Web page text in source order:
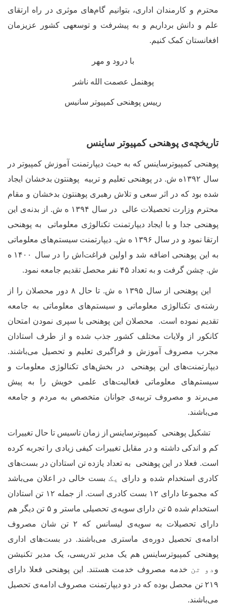
محترم و کارمندان اداری، بتوانیم گام‌های موثری در راه ارتقای
علم و دانش برداریم و به پیشرفت و توسعه‏ی کشور عزیزمان
افغانستان کمک کنیم.
با درود و مهر
پوهنمل عصمت الله ناشر
رییس پوهنحی کمپیوتر سانیس
تاریخچهی پوهنحی کمپیوتر ساینس
پوهنحی کمپیوترساینس که به حیث دیپارتمنت آموزش کمپیوتر در
سال ۱۳۹۲ه ش. در پوهنحی تعلیم و تربیه پوهنتون بدخشان ایجاد
شده بود که در اثر سعی و تلاش رهبری پوهنتون بدخشان و مقام
محترم وزارت تحصیلات عالی در سال ۱۳۹۴ ه ش. از بدنه
ی این
پوهنحی جدا و با ایجاد دیپارتمنت تکنالوژی معلوماتی به پوهنحی
ارتقا نمود و در سال ۱۳۹۶ ه ش. دیپارتمنت سیستم
های معلوماتی
به این پوهنحی اضافه شد و
اولین فراغت ش را در سال ۱۴۰۰ ه
ش. چشن گرفت و به تعداد ۴۵ نفر محصل تقدیم جامعه نمود.
این پوهنحی از سال ۱۳۹۵ ه ش. تا حال ۸ دور محصلان را از
رشتهی تکنالوژی معلوماتی و سیستمهای معلوماتی به جامعه
تقدیم نموده است. محصلان این پوهنحی با سپری نمودن امتحان
کانکور از ولایات مختلف کشور جذب شده و از طرف استادان
مجرب مصروف آموزش و فراگیری تعلیم و تحصیل میباشند.
دیپارتمنتهای این پوهنحی در بخشهای تکنالوژی معلومات و
سیستمهای معلوماتی فعالیتهای علمی خویش را به پیش
میبرند و مصروف تربیهی جوانان متخصص به مردم و جامعه
میباشند.
تشکیل پوهنحی کمپیوترساینس از زمان تاسیس تا حال تغییرات
کم و اندکی داشته و در مقابل تغییرات کیفی زیادی را تجربه کرده
است. فعلا در این پوهنحی به تعداد یازده تن استادان در بستهای
کادری استخدام شده و دارای
یک بست خالی در اعلان میباشد
که مجموعا دارای ۱۲
بست کادری است. از جمله ۱۲ تن استادان
استخدام شده ۵ تن دارای سویه
ی تحصیلی ماستر و ۵ تن دیگر هم
دارای تحصیلات به سویه
ی لیسانس که ۲ تن شان مصروف
ادامهی تحصیل دورهی ماستری میباشند. در بستهای اداری
پوهنحی کمپیوترساینس هم یک مدیر تدریسی، یک مدیر تکنیشن
و دو تن خدمه مصروف خدمت هستند. این پوهنحی فعلا دارای
۲۱۹ تن محصل بوده که در دو دیپارتمنت مصروف ادامه
ی تحصیل
میباشند.